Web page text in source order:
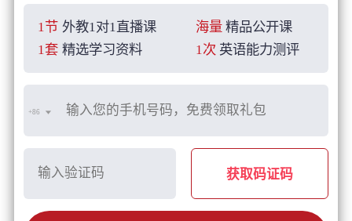
1节 外教1对1直播课 海量 精品公开课
1套 精选学习资料 1次 英语能力测评
+86
获取码证码